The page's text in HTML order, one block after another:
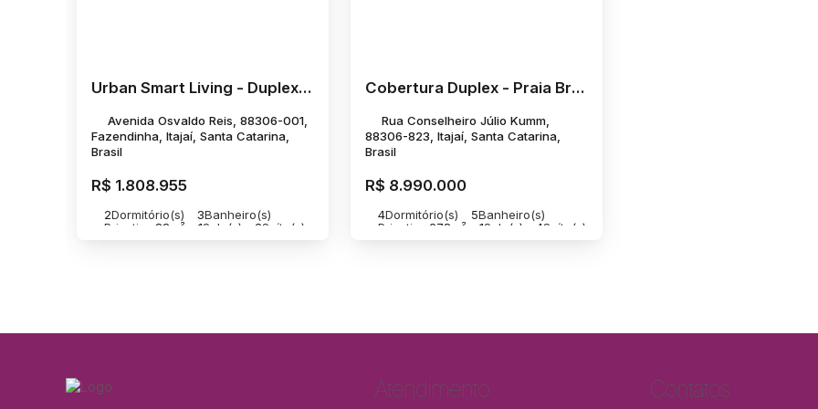
Urban Smart Living - Duplex Praia Brava
R$ 1.808.955
Avenida Osvaldo Reis, 88306-001,
Fazendinha, Itajaí, Santa Catarina,
Brasil
2Dormitório(s) 3Banheiro(s)
Privativo: 88m² 1Sala(s) 2Suíte(s)
Cobertura Duplex - Praia Brava
R$ 8.990.000
Rua Conselheiro Júlio Kumm,
88306-823, Itajaí, Santa Catarina,
Brasil
4Dormitório(s) 5Banheiro(s)
Privativo: 278m² 1Sala(s) 4Suíte(s)
Atendimento Contatos